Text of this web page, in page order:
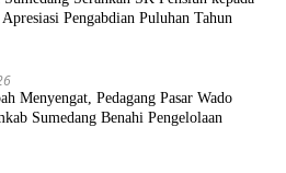
Pengabdian Puluhan Tahun
Menyengat, Pedagang Pasar Wado
Sumedang Benahi Pengelolaan